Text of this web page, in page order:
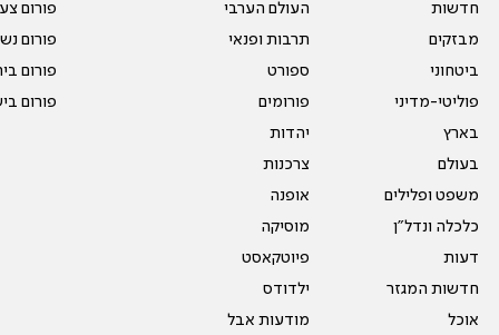
חדשות
מבזקים
ביטחוני
פוליטי-מדיני
בארץ
בעולם
משפט ופלילים
כלכלה ונדל"ן
דעות
חדשות המגזר
אוכל
העולם הערבי
תרבות ופנאי
ספורט
פורומים
יהדות
צרכנות
אופנה
מוסיקה
פיוטקאסט
ילדודס
מודעות אבל
פורום
פורום
פורום
פורום